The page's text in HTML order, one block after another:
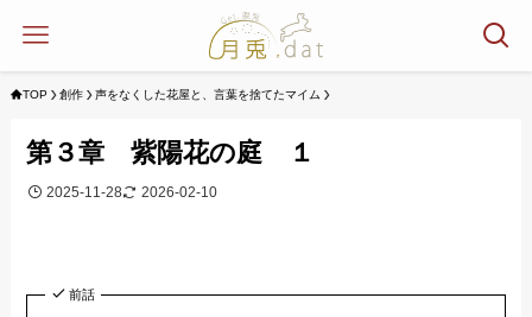
TOP 創作 声をなくした花屋と、言葉を捨てたマイム
第３章 紫陽花の庭 １
2025-11-28 2026-02-10
前話